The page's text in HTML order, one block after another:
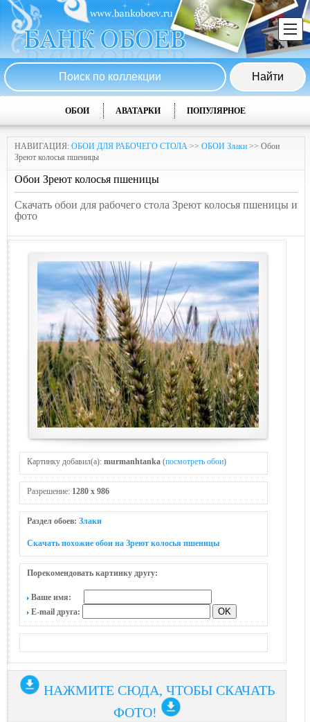
ОБОИ АВАТАРКИ ПОПУЛЯРНОЕ
НАВИГАЦИЯ: ОБОИ ДЛЯ РАБОЧЕГО СТОЛА >> ОБОИ Злаки >> Обои
Зреют колосья пшеницы
Обои Зреют колосья пшеницы
Скачать обои для рабочего стола Зреют колосья пшеницы и
фото
Картинку добавил(а): murmanhtanka (посмотреть обои)
Разрешение: 1280 x 986
Раздел обоев: Злаки
Скачать похожие обои на Зреют колосья пшеницы
Порекомендовать картинку другу:
Ваше имя:
E-mail друга:
НАЖМИТЕ СЮДА, ЧТОБЫ СКАЧАТЬ
ФОТО!